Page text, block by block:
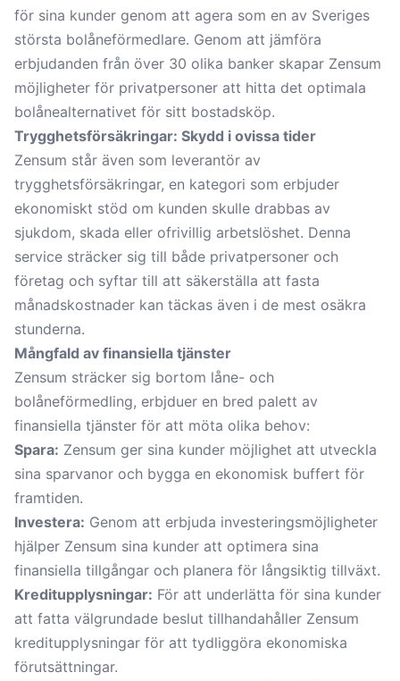
för sina kunder genom att agera som en av Sveriges
största bolåneförmedlare. Genom att jämföra
erbjudanden från över 30 olika banker skapar Zensum
möjligheter för privatpersoner att hitta det optimala
bolånealternativet för sitt bostadsköp.
Trygghetsförsäkringar: Skydd i ovissa tider
Zensum står även som leverantör av
trygghetsförsäkringar, en kategori som erbjuder
ekonomiskt stöd om kunden skulle drabbas av
sjukdom, skada eller ofrivillig arbetslöshet. Denna
service sträcker sig till både privatpersoner och
företag och syftar till att säkerställa att fasta
månadskostnader kan täckas även i de mest osäkra
stunderna.
Mångfald av finansiella tjänster
Zensum sträcker sig bortom låne- och
bolåneförmedling, erbjduer en bred palett av
finansiella tjänster för att möta olika behov:
Spara: Zensum ger sina kunder möjlighet att utveckla
sina sparvanor och bygga en ekonomisk buffert för
framtiden.
Investera: Genom att erbjuda investeringsmöjligheter
hjälper Zensum sina kunder att optimera sina
finansiella tillgångar och planera för långsiktig tillväxt.
Kreditupplysningar: För att underlätta för sina kunder
att fatta välgrundade beslut tillhandahåller Zensum
kreditupplysningar för att tydliggöra ekonomiska
förutsättningar.